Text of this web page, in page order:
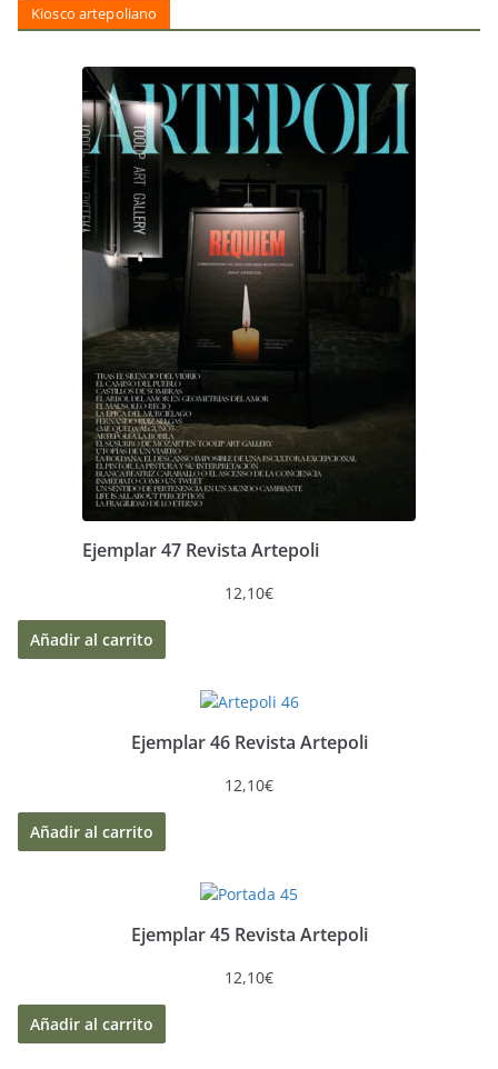
Kiosco artepoliano
Ejemplar 47 Revista Artepoli
12,10€
Añadir al carrito
Ejemplar 46 Revista Artepoli
12,10€
Añadir al carrito
Ejemplar 45 Revista Artepoli
12,10€
Añadir al carrito